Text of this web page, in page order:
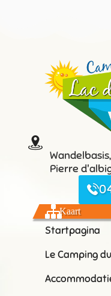
Pierre
Kaart
Startpagina
Le Camping